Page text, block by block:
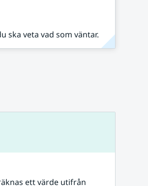
ska veta vad som väntar.
ett värde utifrån